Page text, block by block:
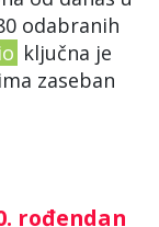
odabranih
ključna je
zaseban
rođendan